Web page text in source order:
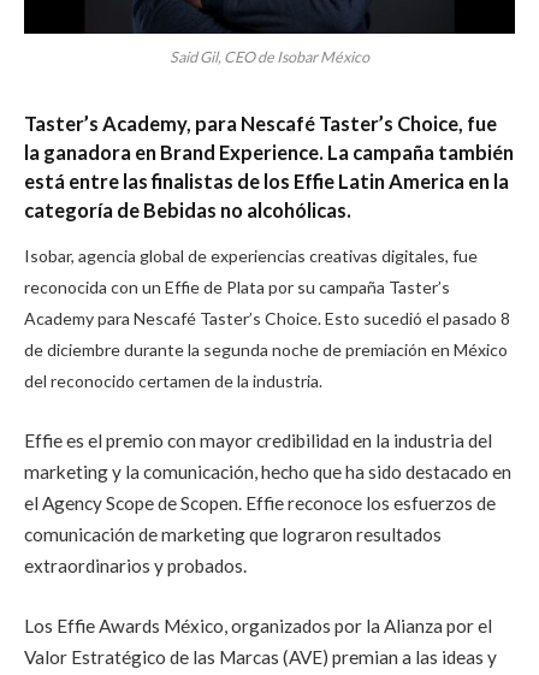
Said Gil, CEO de Isobar México
Taster’s Academy, para Nescafé Taster’s Choice, fue
la ganadora en Brand Experience. La campaña también
está entre las finalistas de los Effie Latin America en la
categoría de Bebidas no alcohólicas.
Isobar, agencia global de experiencias creativas digitales, fue
reconocida con un Effie de Plata por su campaña Taster’s
Academy para Nescafé Taster’s Choice. Esto sucedió el pasado 8
de diciembre durante la segunda noche de premiación en México
del reconocido certamen de la industria.
Effie es el premio con mayor credibilidad en la industria del
marketing y la comunicación, hecho que ha sido destacado en
el Agency Scope de Scopen. Effie reconoce los esfuerzos de
comunicación de marketing que lograron resultados
extraordinarios y probados.
Los Effie Awards México, organizados por la Alianza por el
Valor Estratégico de las Marcas (AVE) premian a las ideas y